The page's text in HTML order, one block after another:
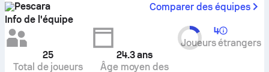
Pescara
Comparer des équipes
Info de l'équipe
25
Total de joueurs
24.3ans
Âge moyen des
4
Joueurs étrangers